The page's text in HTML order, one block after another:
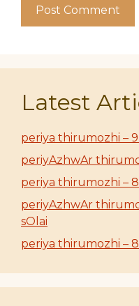
Latest
periya thirumozhi –
periyAzhwAr
periya thirumozhi –
periyAzhwAr
sOlai
periya thirumozhi –